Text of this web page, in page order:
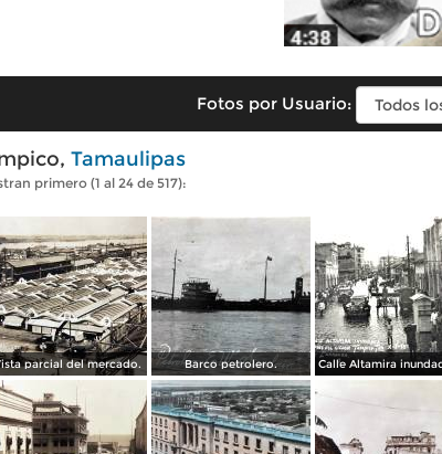
Fotos por Usuario:
Tamaulipas
primero (1 al 24 de 517):
parcial del mercado. Barco petrolero.